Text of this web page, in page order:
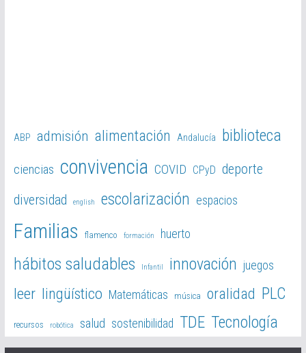
ABP admisión alimentación Andalucía biblioteca
ciencias convivencia COVID CPyD deporte
diversidad english escolarización espacios
Familias flamenco formación huerto
hábitos saludables Infantil innovación juegos
leer lingüístico Matemáticas música oralidad PLC
recursos robótica salud sostenibilidad TDE Tecnología